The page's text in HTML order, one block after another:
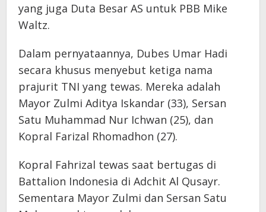
yang juga Duta Besar AS untuk PBB Mike
Waltz.
Dalam pernyataannya, Dubes Umar Hadi
secara khusus menyebut ketiga nama
prajurit TNI yang tewas. Mereka adalah
Mayor Zulmi Aditya Iskandar (33), Sersan
Satu Muhammad Nur Ichwan (25), dan
Kopral Farizal Rhomadhon (27).
Kopral Fahrizal tewas saat bertugas di
Battalion Indonesia di Adchit Al Qusayr.
Sementara Mayor Zulmi dan Sersan Satu